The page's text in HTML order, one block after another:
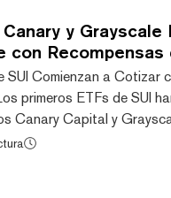
y
con Recompensas
SUI Comienzan a Cotizar
primeros ETFs de SUI
Canary Capital y
fue lanzada en 2023